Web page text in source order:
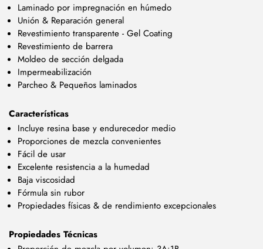
Laminado por impregnación en húmedo
Unión & Reparación general
Revestimiento transparente - Gel Coating
Revestimiento de barrera
Moldeo de sección delgada
Impermeabilización
Parcheo & Pequeños laminados
Características
Incluye resina base y endurecedor medio
Proporciones de mezcla convenientes
Fácil de usar
Excelente resistencia a la humedad
Baja viscosidad
Fórmula sin rubor
Propiedades físicas & de rendimiento excepcionales
Propiedades Técnicas